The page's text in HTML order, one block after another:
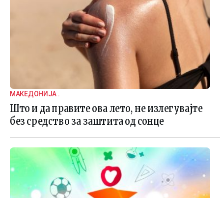
МАКЕДОНИЈА .
Што и да правите ова лето, не излегувајте
без средство за заштита од сонце